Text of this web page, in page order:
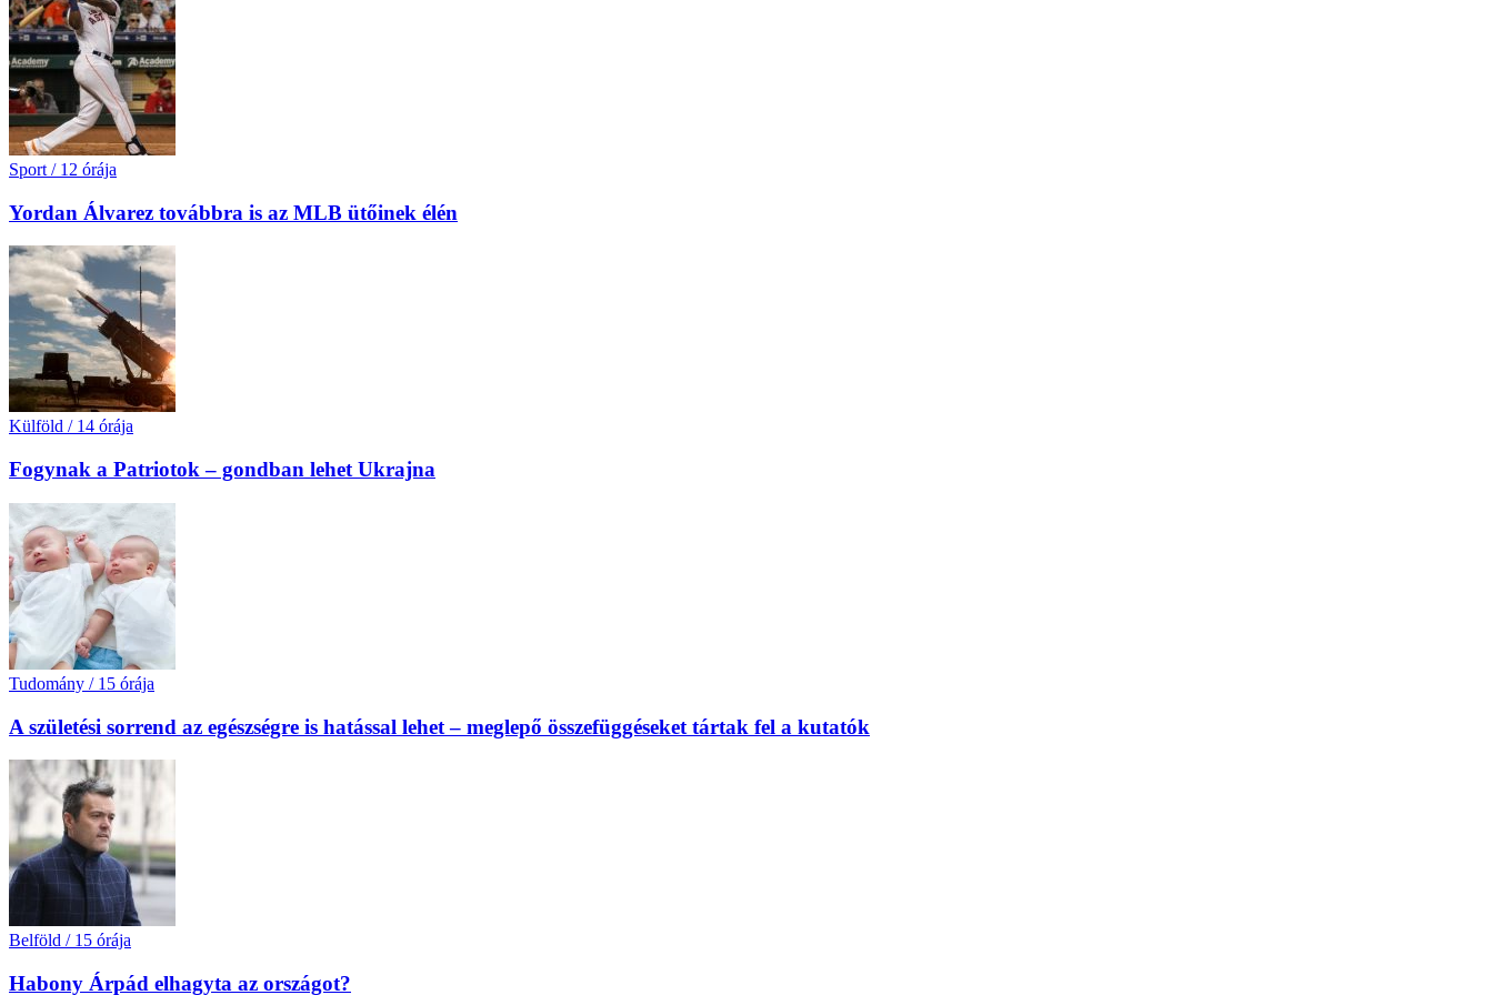
Sport / 12 órája
Yordan Álvarez továbbra is az MLB ütőinek élén
Külföld / 14 órája
Fogynak a Patriotok – gondban lehet Ukrajna
Tudomány / 15 órája
A születési sorrend az egészségre is hatással lehet – meglepő összefüggéseket tártak fel a kutatók
Belföld / 15 órája
Habony Árpád elhagyta az országot?